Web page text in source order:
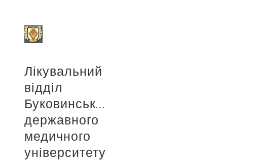
Лікувальний
відділ
Буковинського
державного
медичного
університету